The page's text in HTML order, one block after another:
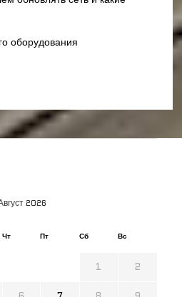
оборудования
2026
Чт Пт Сб Вс
1 2